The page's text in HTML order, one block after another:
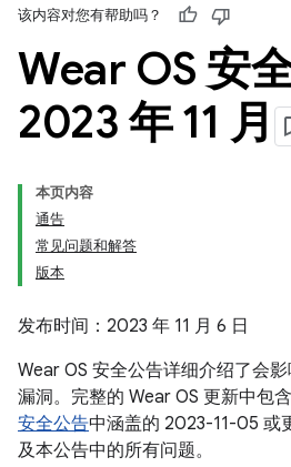
该内容对您有帮助吗？
Wear OS 安
2023 年 11 月
本页内容
通告
常见问题和解答
版本
发布时间：2023 年 11 月 6 日
Wear OS 安全公告详细介绍了会
漏洞。完整的 Wear OS 更新中包含
安全公告中涵盖的 2023-11-05 或
及本公告中的所有问题。